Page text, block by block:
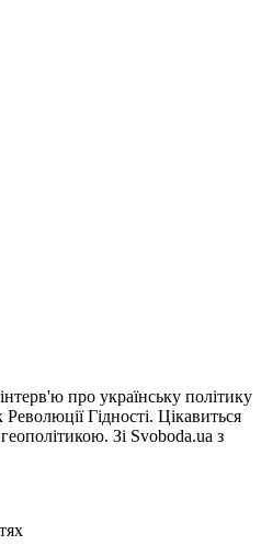
про українську політику
Гідності. Цікавиться
Зі Svoboda.ua з